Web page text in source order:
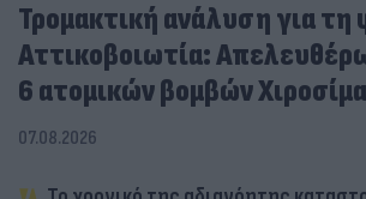
Τρομακτική ανάλυση για
Αττικοβοιωτία:
6 ατομικών βομβών Χιροσίμα
07.08.2026